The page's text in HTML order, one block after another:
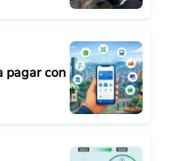
pagar con